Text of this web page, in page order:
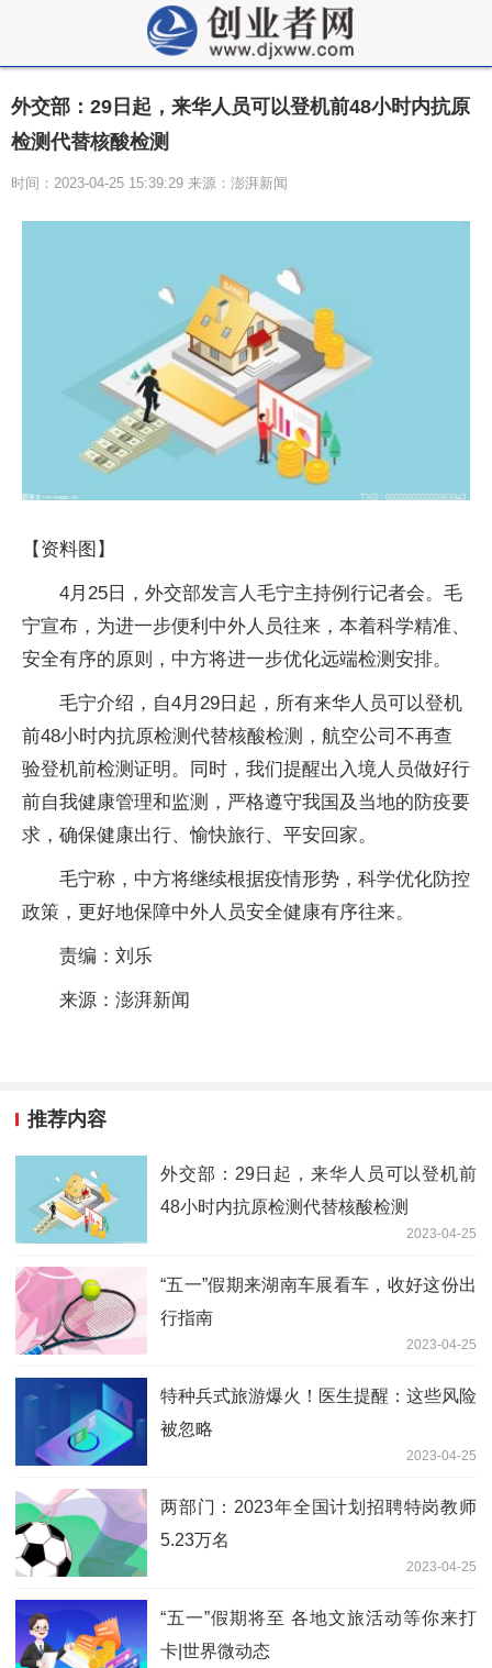
外交部：29日起，来华人员可以登机前48小时内抗原
检测代替核酸检测
时间：2023-04-25 15:39:29 来源：澎湃新闻
【资料图】
4月25日，外交部发言人毛宁主持例行记者会。毛
宁宣布，为进一步便利中外人员往来，本着科学精准、
安全有序的原则，中方将进一步优化远端检测安排。
毛宁介绍，自4月29日起，所有来华人员可以登机
前48小时内抗原检测代替核酸检测，航空公司不再查
验登机前检测证明。同时，我们提醒出入境人员做好行
前自我健康管理和监测，严格遵守我国及当地的防疫要
求，确保健康出行、愉快旅行、平安回家。
毛宁称，中方将继续根据疫情形势，科学优化防控
政策，更好地保障中外人员安全健康有序往来。
责编：刘乐
来源：澎湃新闻
推荐内容
外交部：29日起，来华人员可以登机前
48小时内抗原检测代替核酸检测
2023-04-25
“五一”假期来湖南车展看车，收好这份出
行指南
2023-04-25
特种兵式旅游爆火！医生提醒：这些风险
被忽略
2023-04-25
两部门：2023年全国计划招聘特岗教师
5.23万名
2023-04-25
“五一”假期将至 各地文旅活动等你来打
卡|世界微动态